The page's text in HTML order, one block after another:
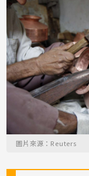
圖片來源：Reuters